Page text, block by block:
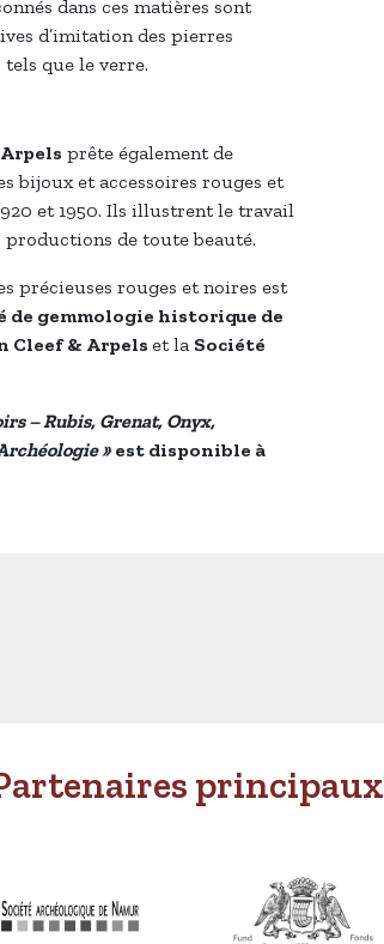
dans ces matières sont
d’imitation des pierres
que le verre.
prête également de
bijoux et accessoires rouges et
et 1950. Ils illustrent le travail
productions de toute beauté.
précieuses rouges et noires est
de gemmologie historique de
Cleef & Arpels et la Société
– Rubis, Grenat, Onyx,
»est disponible à
principaux